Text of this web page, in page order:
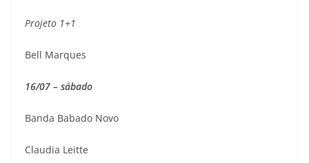
Projeto 1+1
Bell Marques
16/07 – sábado
Banda Babado Novo
Claudia Leitte